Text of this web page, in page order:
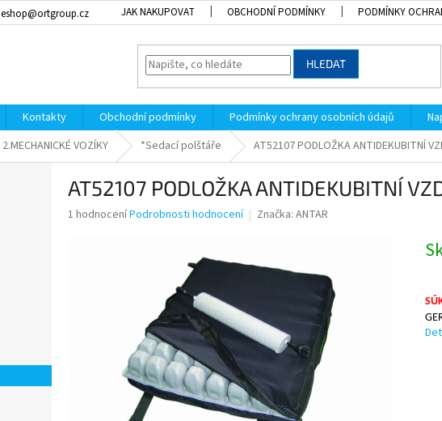
eshop@ortgroup.cz JAK NAKUPOVAT OBCHODNÍ PODMÍNKY PODMÍNKY
HLEDAT
Kontakty Obchodní podmínky Podmínky ochrany osobních údajů
2.MECHANICKÉ VOZÍKY *Sedací polštáře AT52107 PODLOŽKA ANTIDEKUBITNÍ
AT52107 PODLOŽKA ANTIDEKUBITNÍ
Průměrné
1 hodnoceníPodrobnosti hodnocení Značka: ANTAR